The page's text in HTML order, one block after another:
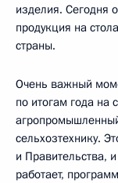
изделия. Сегодня
продукция на
страны.
Очень важный
по итогам года на
сельхозтехнику.
и Правительства,
работает,